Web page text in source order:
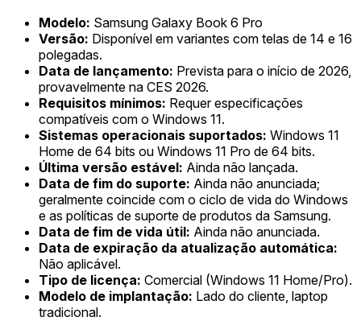
Modelo: Samsung Galaxy Book 6 Pro
Versão: Disponível em variantes com telas de 14 e 16
polegadas.
Data de lançamento: Prevista para o início de 2026,
provavelmente na CES 2026.
Requisitos mínimos: Requer especificações
compatíveis com o Windows 11.
Sistemas operacionais suportados: Windows 11
Home de 64 bits ou Windows 11 Pro de 64 bits.
Última versão estável: Ainda não lançada.
Data de fim do suporte: Ainda não anunciada;
geralmente coincide com o ciclo de vida do Windows
e as políticas de suporte de produtos da Samsung.
Data de fim de vida útil: Ainda não anunciada.
Data de expiração da atualização automática:
Não aplicável.
Tipo de licença: Comercial (Windows 11 Home/Pro).
Modelo de implantação: Lado do cliente, laptop
tradicional.